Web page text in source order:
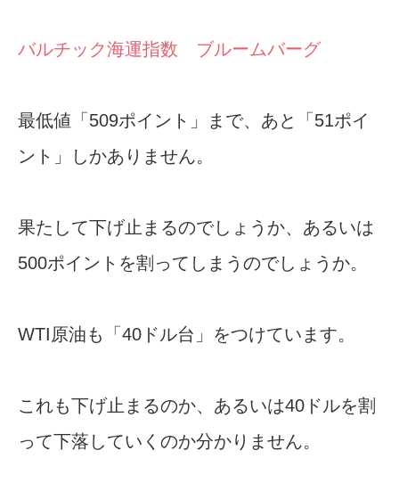
バルチック海運指数 ブルームバーグ
最低値「509ポイント」まで、あと「51ポイ
ント」しかありません。
果たして下げ止まるのでしょうか、あるいは
500ポイントを割ってしまうのでしょうか。
WTI原油も「40ドル台」をつけています。
これも下げ止まるのか、あるいは40ドルを割
って下落していくのか分かりません。